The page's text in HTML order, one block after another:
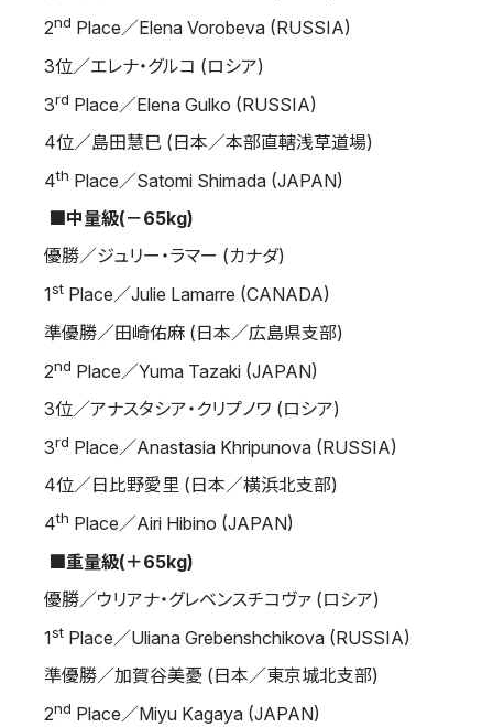
公式記録
試合規則
青少年部・保護者の方へ
一般の部・壮年部の方
取材のお申し込み
よくある質問
プライバシーポリシー
サイトマップ
Language
日本語
2nd Place／Elena Vorobeva (RUSSIA)
3位／エレナ・グルコ (ロシア)
3rd Place／Elena Gulko (RUSSIA)
4位／島田慧巳 (日本／本部直轄浅草道場)
4th Place／Satomi Shimada (JAPAN)
■中量級(－65kg)
優勝／ジュリー・ラマー (カナダ)
1st Place／Julie Lamarre (CANADA)
準優勝／田崎佑麻 (日本／広島県支部)
2nd Place／Yuma Tazaki (JAPAN)
3位／アナスタシア・クリプノワ (ロシア)
3rd Place／Anastasia Khripunova (RUSSIA)
4位／日比野愛里 (日本／横浜北支部)
4th Place／Airi Hibino (JAPAN)
■重量級(＋65kg)
優勝／ウリアナ・グレベンスチコヴァ (ロシア)
1st Place／Uliana Grebenshchikova (RUSSIA)
準優勝／加賀谷美憂 (日本／東京城北支部)
2nd Place／Miyu Kagaya (JAPAN)